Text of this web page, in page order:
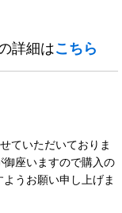
詳細はこちら
ていただいておりま
座いますので購入の
うお願い申し上げま